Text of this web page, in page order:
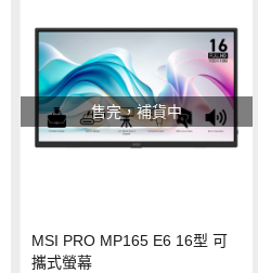
售完，補貨中
MSI PRO MP165 E6 16型 可
攜式螢幕